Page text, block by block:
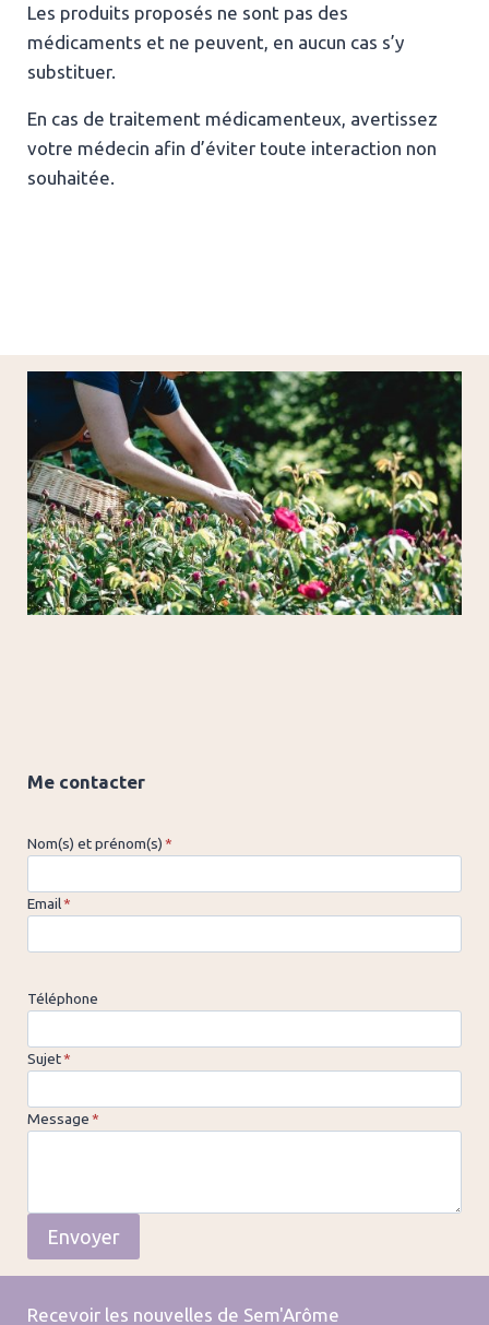
Les produits proposés ne sont pas des
médicaments et ne peuvent, en aucun cas s’y
substituer.
En cas de traitement médicamenteux, avertissez
votre médecin afin d’éviter toute interaction non
souhaitée.
Me contacter
Nom(s) et prénom(s)*
Email*
Téléphone
Sujet*
Message*
Envoyer
Recevoir les nouvelles de Sem'Arôme